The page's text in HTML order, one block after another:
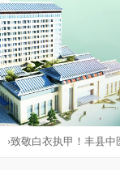
›致敬白衣执甲！丰县